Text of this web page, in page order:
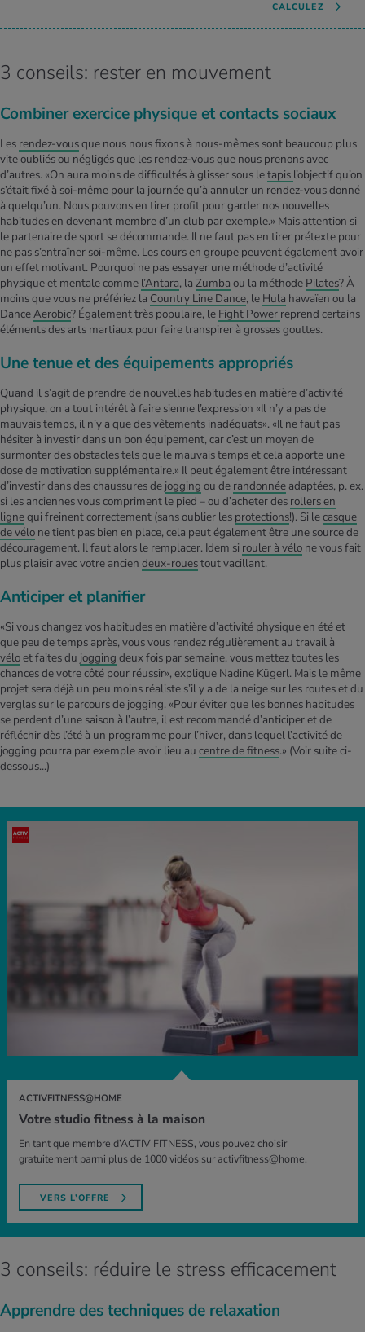
CALCULEZ
3 conseils: rester en mouvement
Combiner exercice physique et contacts sociaux
Les rendez-vousque nous nous fixons à nous-mêmes sont beaucoup plus
vite oubliés ou négligés que les rendez-vous que nous prenons avec
d’autres. «On aura moins de difficultés à glisser sous letapis l’objectif qu’on
s’était fixé à soi-même pour la journée qu’à annuler un rendez-vous donné
à quelqu’un. Nous pouvons en tirer profit pour garder nos nouvelles
habitudes en devenant membre d’un club par exemple.» Mais attention si
le partenaire de sport se décommande. Il ne faut pas en tirer prétexte pour
ne pas s’entraîner soi-même. Les cours en groupe peuvent également avoir
un effet motivant. Pourquoi ne pas essayer une méthode d’activité
physique et mentale comme l’Antara, la Zumba ou la méthode Pilates? À
moins que vous ne préfériez la Country Line Dance, le Hula hawaïen ou la
DanceAerobic? Également très populaire, le Fight Power reprend certains
éléments des arts martiaux pour faire transpirer à grosses gouttes.
Une tenue et des équipements appropriés
Quand il s’agit de prendre de nouvelles habitudes en matière d’activité
physique, on a tout intérêt à faire sienne l’expression «Il n’y a pas de
mauvais temps, il n’y a que des vêtements inadéquats». «Il ne faut pas
hésiter à investir dans un bon équipement, car c’est un moyen de
surmonter des obstacles tels que le mauvais temps et cela apporte une
dose de motivation supplémentaire.» Il peut également être intéressant
d’investir dans des chaussures de jogging ou de randonnée adaptées, p. ex.
si les anciennes vous compriment le pied – ou d’acheter des rollers en
lignequi freinent correctement (sans oublier les protections!). Si lecasque
de vélo ne tient pas bien en place, cela peut également être une source de
découragement. Il faut alors le remplacer. Idem si rouler à vélo ne vous fait
plus plaisir avec votre ancien deux-rouestout vacillant.
Anticiper et planifier
«Si vous changez vos habitudes en matière d’activité physique en été et
que peu de temps après, vous vous rendez régulièrement au travail à
véloet faites du jogging deux fois par semaine, vous mettez toutes les
chances de votre côté pour réussir», explique Nadine Kügerl. Mais le même
projet sera déjà un peu moins réaliste s’il y a de la neige sur les routes et du
verglas sur le parcours de jogging. «Pour éviter que les bonnes habitudes
se perdent d’une saison à l’autre, il est recommandé d’anticiper et de
réfléchir dès l’été à un programme pour l’hiver, dans lequel l’activité de
jogging pourra par exemple avoir lieu au centre de fitness.» (Voir suite ci-
dessous...)
ACTIVFITNESS@HOME
Votre studio fitness à la maison
En tant que membre d’ACTIV FITNESS, vous pouvez choisir
gratuitement parmi plus de 1000 vidéos sur activfitness@home.
VERS L’OFFRE
3 conseils: réduire le stress efficacement
Apprendre des techniques de relaxation